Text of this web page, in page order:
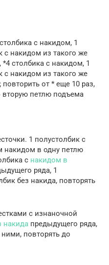
с накидом, 1
накидом из такого же
столбика с накидом, 1
накидом из такого же
от * еще 10 раз,
вторую петлю подъема
1 полустолбик с
накидом в одну петлю
с накидом в
ряда, 1
без накида, повторять
с изнаночной
накида предыдущего ряда,
повторять до